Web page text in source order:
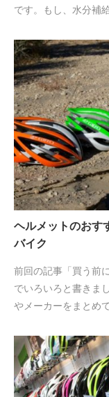
です。もし、水分補
ヘルメットのおす
バイク
前回の記事「買う前
でいろいろと書きま
やメーカーをまとめ